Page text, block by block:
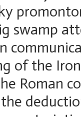
swamp
of the
Roman